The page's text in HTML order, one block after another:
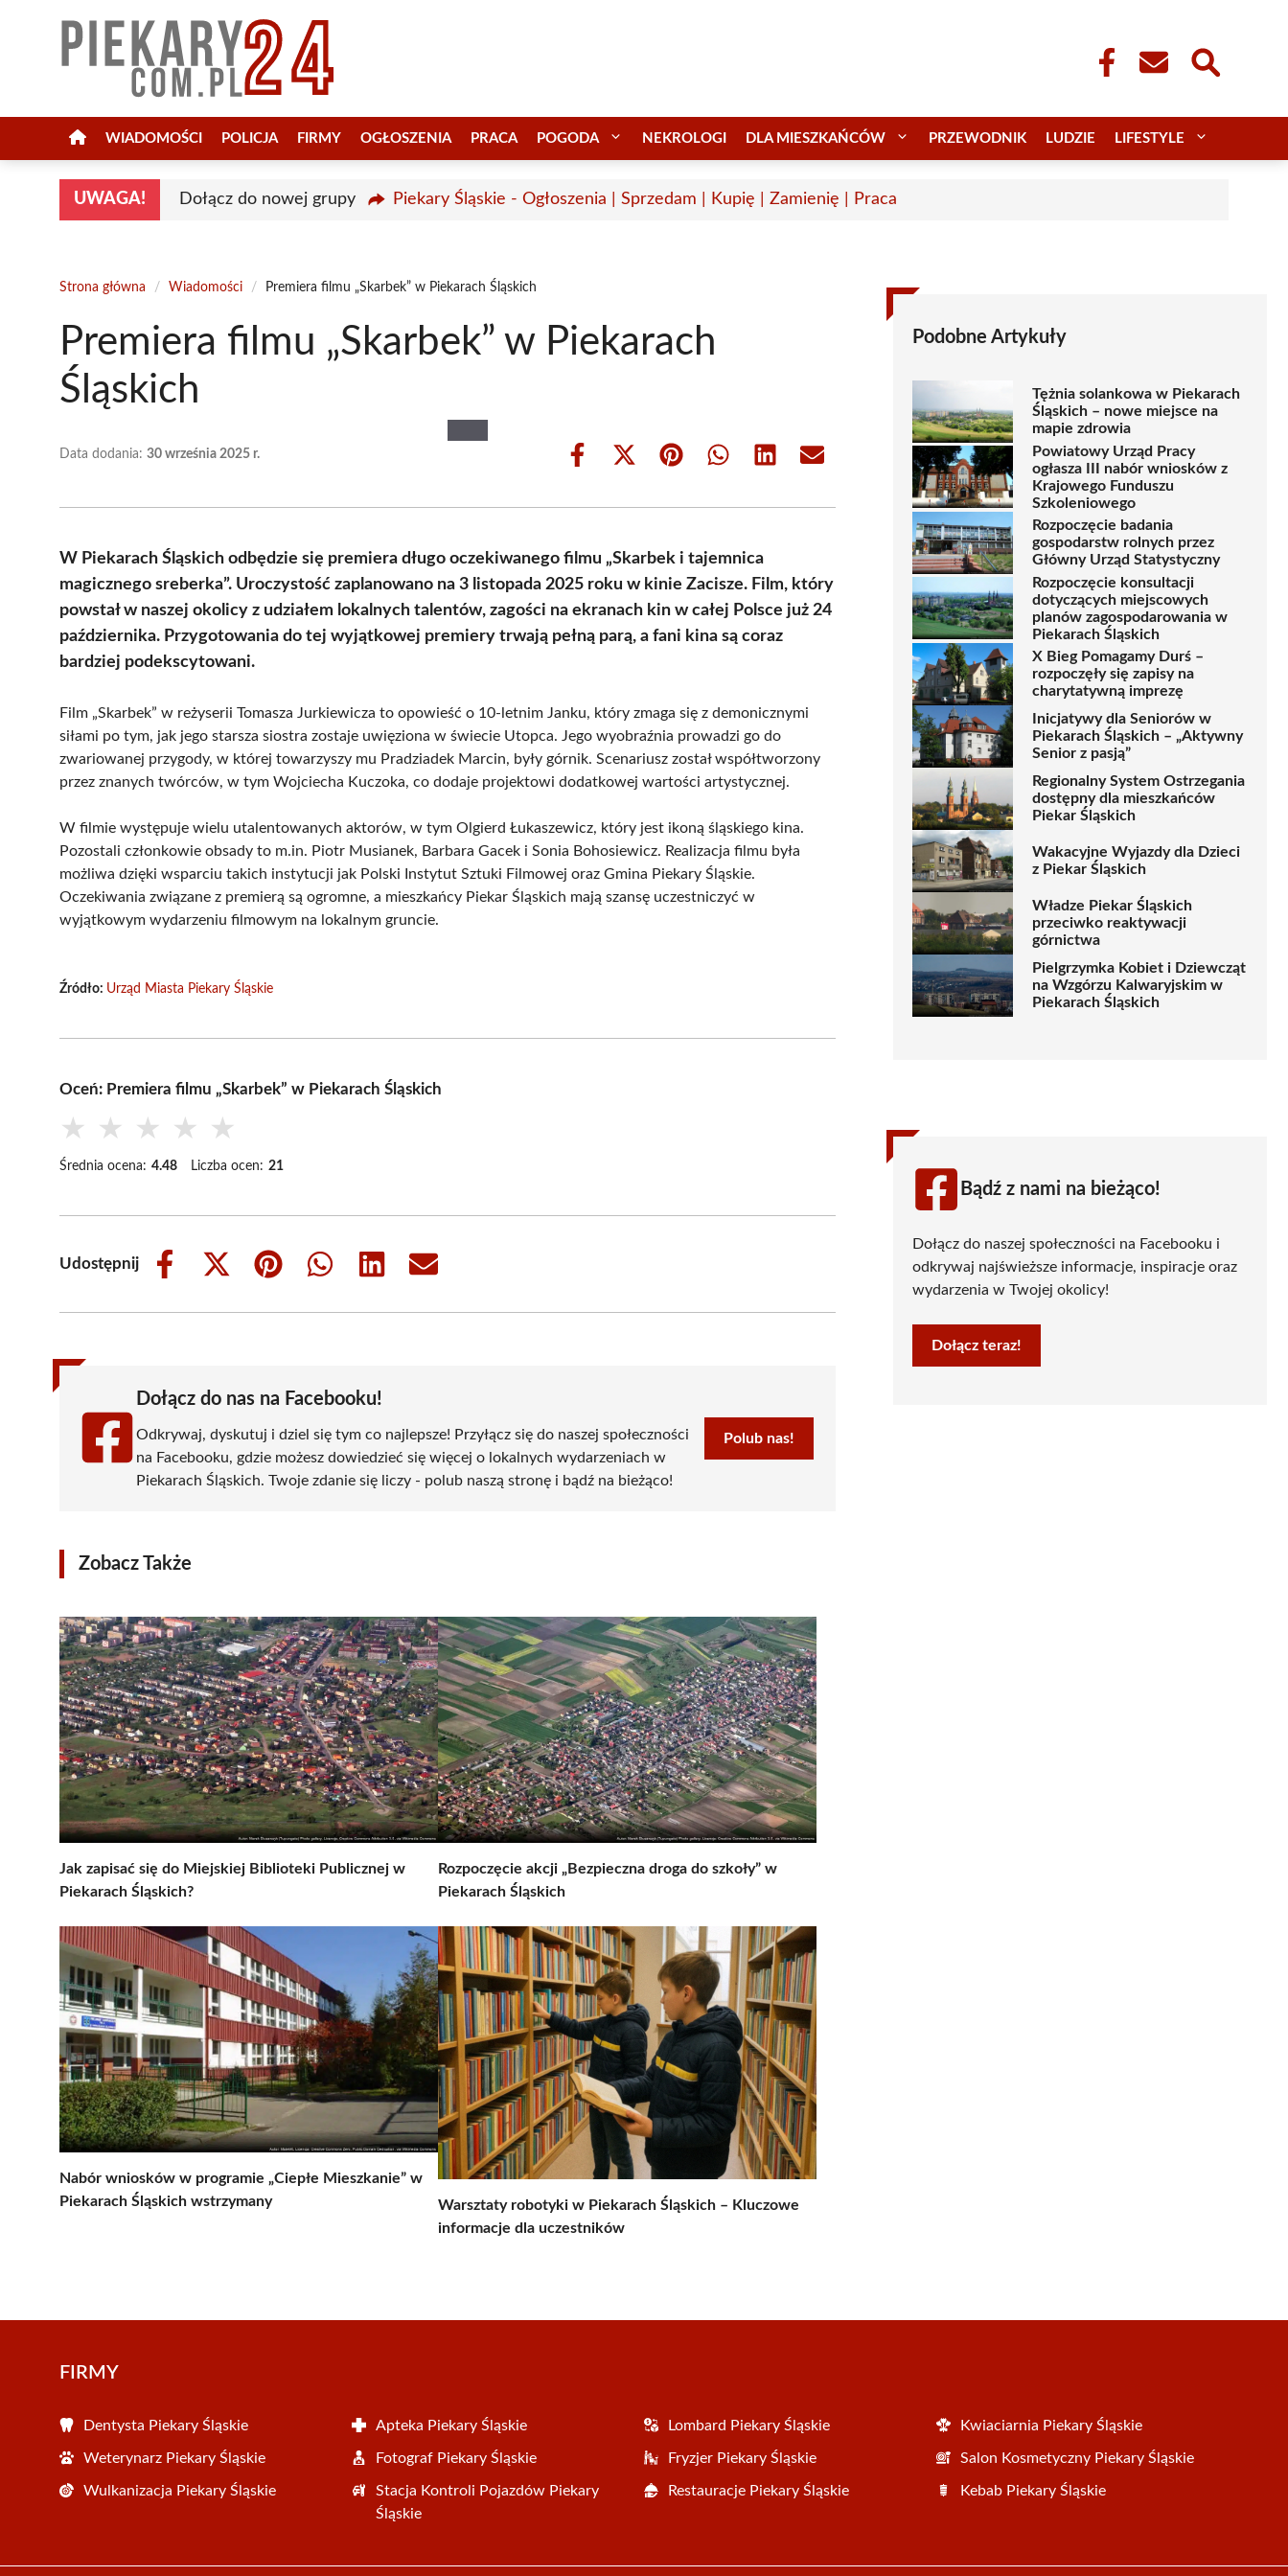
WIADOMOŚCI POLICJA FIRMY OGŁOSZENIA PRACA POGODA NEKROLOGI DLA MIESZKAŃCÓW PRZEWODNIK LUDZIE LIFESTYLE
UWAGA! Dołącz do nowej grupy Piekary Śląskie - Ogłoszenia | Sprzedam | Kupię | Zamienię | Praca
Strona główna / Wiadomości / Premiera filmu „Skarbek” w Piekarach Śląskich
Premiera filmu „Skarbek” w Piekarach
Śląskich
Data dodania: 30 września 2025 r.
Share
Share
(Twitter)
Share Share Share Share
W Piekarach Śląskich odbędzie się premiera długo oczekiwanego filmu „Skarbek i tajemnica
magicznego sreberka”. Uroczystość zaplanowano na 3 listopada 2025 roku w kinie Zacisze. Film, który
powstał w naszej okolicy z udziałem lokalnych talentów, zagości na ekranach kin w całej Polsce już 24
października. Przygotowania do tej wyjątkowej premiery trwają pełną parą, a fani kina są coraz
bardziej podekscytowani.
Film „Skarbek” w reżyserii Tomasza Jurkiewicza to opowieść o 10-letnim Janku, który zmaga się z demonicznymi
siłami po tym, jak jego starsza siostra zostaje uwięziona w świecie Utopca. Jego wyobraźnia prowadzi go do
zwariowanej przygody, w której towarzyszy mu Pradziadek Marcin, były górnik. Scenariusz został współtworzony
przez znanych twórców, w tym Wojciecha Kuczoka, co dodaje projektowi dodatkowej wartości artystycznej.
W filmie występuje wielu utalentowanych aktorów, w tym Olgierd Łukaszewicz, który jest ikoną śląskiego kina.
Pozostali członkowie obsady to m.in. Piotr Musianek, Barbara Gacek i Sonia Bohosiewicz. Realizacja filmu była
możliwa dzięki wsparciu takich instytucji jak Polski Instytut Sztuki Filmowej oraz Gmina Piekary Śląskie.
Oczekiwania związane z premierą są ogromne, a mieszkańcy Piekar Śląskich mają szansę uczestniczyć w
wyjątkowym wydarzeniu filmowym na lokalnym gruncie.
Źródło: Urząd Miasta Piekary Śląskie
Oceń: Premiera filmu „Skarbek” w Piekarach Śląskich
★ ★ ★ ★ ★
Średnia ocena: 4.48 Liczba ocen: 21
Udostępnij
Share
Share
(Twitter)
Share
Share
Share
Share
Dołącz do nas na Facebooku!
Odkrywaj, dyskutuj i dziel się tym co najlepsze! Przyłącz się do naszej społeczności
na Facebooku, gdzie możesz dowiedzieć się więcej o lokalnych wydarzeniach w
Piekarach Śląskich. Twoje zdanie się liczy - polub naszą stronę i bądź na bieżąco!
Polub nas!
Zobacz Także
Jak zapisać się do Miejskiej Biblioteki Publicznej w
Piekarach Śląskich?
Rozpoczęcie akcji „Bezpieczna droga do szkoły” w
Piekarach Śląskich
Nabór wniosków w programie „Ciepłe Mieszkanie” w
Piekarach Śląskich wstrzymany
Warsztaty robotyki w Piekarach Śląskich – Kluczowe
informacje dla uczestników
Podobne Artykuły
Tężnia solankowa w Piekarach
Śląskich – nowe miejsce na
mapie zdrowia
Powiatowy Urząd Pracy
ogłasza III nabór wniosków z
Krajowego Funduszu
Szkoleniowego
Rozpoczęcie badania
gospodarstw rolnych przez
Główny Urząd Statystyczny
Rozpoczęcie konsultacji
dotyczących miejscowych
planów zagospodarowania w
Piekarach Śląskich
X Bieg Pomagamy Durś –
rozpoczęły się zapisy na
charytatywną imprezę
Inicjatywy dla Seniorów w
Piekarach Śląskich – „Aktywny
Senior z pasją”
Regionalny System Ostrzegania
dostępny dla mieszkańców
Piekar Śląskich
Wakacyjne Wyjazdy dla Dzieci
z Piekar Śląskich
Władze Piekar Śląskich
przeciwko reaktywacji
górnictwa
Pielgrzymka Kobiet i Dziewcząt
na Wzgórzu Kalwaryjskim w
Piekarach Śląskich
Bądź z nami na bieżąco!
Dołącz do naszej społeczności na Facebooku i
odkrywaj najświeższe informacje, inspiracje oraz
wydarzenia w Twojej okolicy!
Dołącz teraz!
FIRMY
Dentysta Piekary Śląskie Apteka Piekary Śląskie Lombard Piekary Śląskie Kwiaciarnia Piekary Śląskie
Weterynarz Piekary Śląskie Fotograf Piekary Śląskie Fryzjer Piekary Śląskie Salon Kosmetyczny Piekary Śląskie
Wulkanizacja Piekary Śląskie
Stacja Kontroli Pojazdów Piekary
Śląskie
Restauracje Piekary Śląskie Kebab Piekary Śląskie